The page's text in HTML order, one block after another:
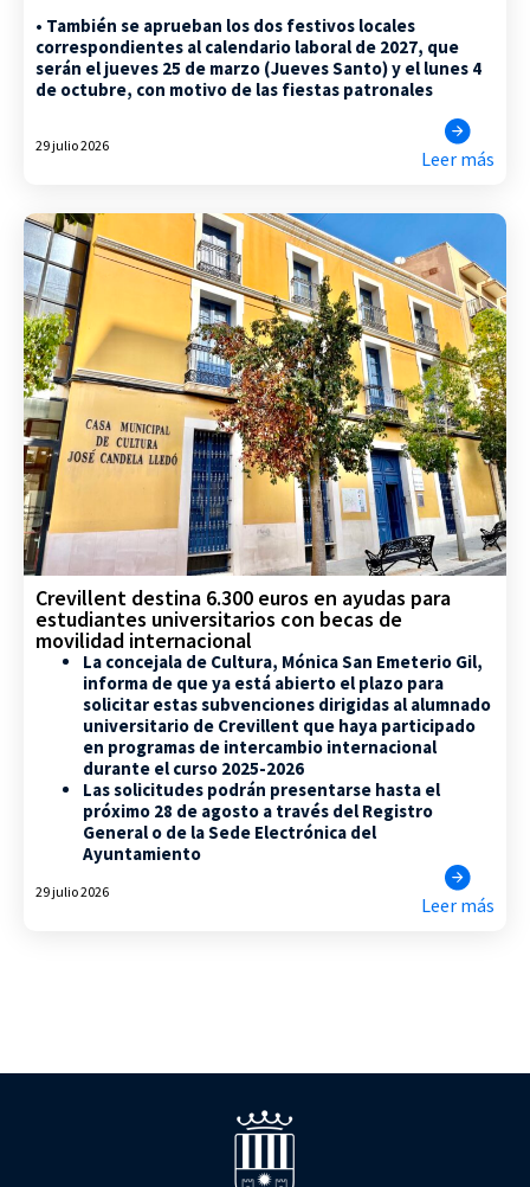
• También se aprueban los dos festivos locales
correspondientes al calendario laboral de 2027, que
serán el jueves 25 de marzo (Jueves Santo) y el lunes 4
de octubre, con motivo de las fiestas patronales
29 julio 2026
Leer más
Crevillent destina 6.300 euros en ayudas para
estudiantes universitarios con becas de
movilidad internacional
La concejala de Cultura, Mónica San Emeterio Gil,
informa de que ya está abierto el plazo para
solicitar estas subvenciones dirigidas al alumnado
universitario de Crevillent que haya participado
en programas de intercambio internacional
durante el curso 2025-2026
Las solicitudes podrán presentarse hasta el
próximo 28 de agosto a través del Registro
General o de la Sede Electrónica del
Ayuntamiento
29 julio 2026
Leer más